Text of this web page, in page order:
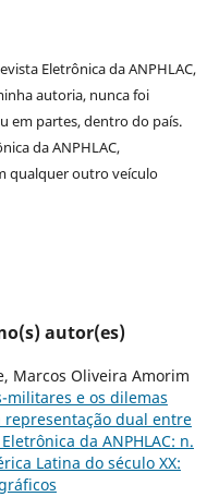
Eletrônica da ANPHLAC,
minha autoria, nunca foi
em partes, dentrodo país.
da ANPHLAC,
qualquer outro veículo
autor(es)
Marcos Oliveira Amorim
militares e os dilemas
dual entre
da ANPHLAC: n.
Latina do século XX: